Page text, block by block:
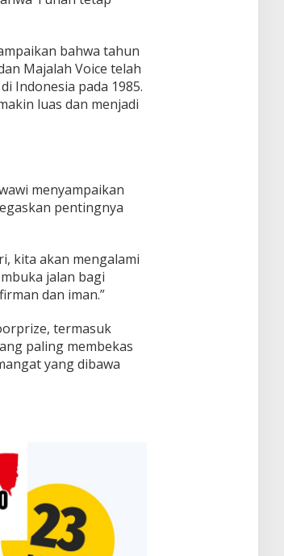
bahwa tahun
Majalah Voice telah
Indonesia pada 1985.
luas dan menjadi
menyampaikan
pentingnya
kita akan mengalami
jalan bagi
dan iman.”
termasuk
paling membekas
yang dibawa